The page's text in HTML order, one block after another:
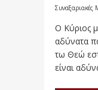
Συναξαριακές
Ο Κύριος
αδύνατα
τω Θεώ
είναι